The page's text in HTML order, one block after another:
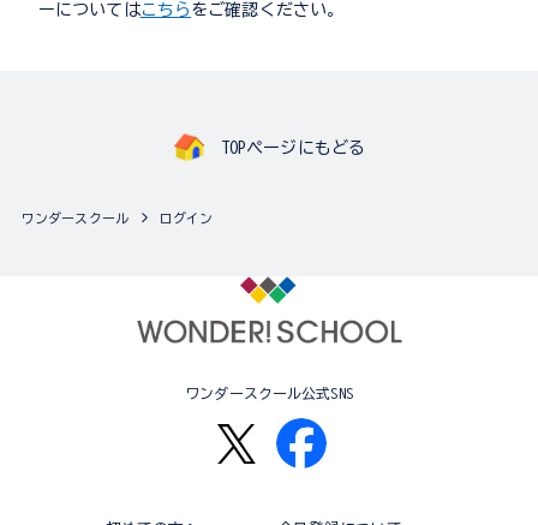
ーについてはこちら をご確認ください。
TOPページにもどる
ワンダースクール ログイン
ワンダースクール公式SNS